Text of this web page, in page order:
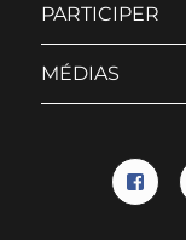
PARTICIPER
MÉDIAS